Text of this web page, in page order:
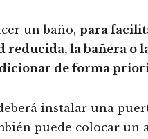
un baño, para
la bañera o
de forma
instalar una
puede colocar un